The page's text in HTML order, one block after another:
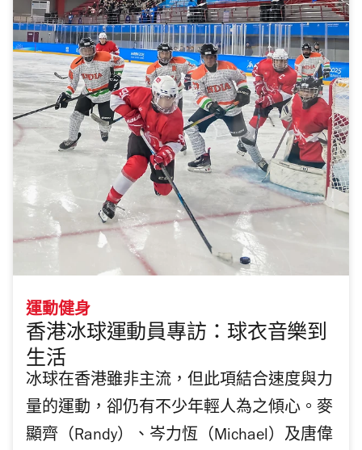
運動健身
香港冰球運動員專訪：球衣音樂到
生活
冰球在香港雖非主流，但此項結合速度與力
量的運動，卻仍有不少年輕人為之傾心。麥
顯齊（Randy）、岑力恆（Michael）及唐偉